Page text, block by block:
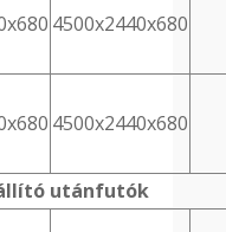
4500x2440x680
4500x2440x680
utánfutók